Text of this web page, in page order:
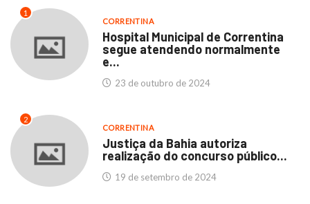
1
CORRENTINA
Hospital Municipal de Correntina
segue atendendo normalmente
e...
23 de outubro de 2024
2
CORRENTINA
Justiça da Bahia autoriza
realização do concurso público...
19 de setembro de 2024